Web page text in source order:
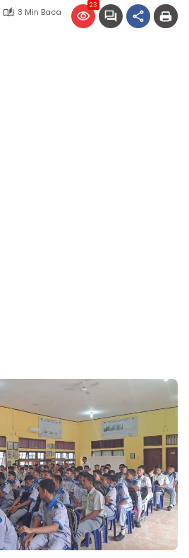
3 Min Baca
23